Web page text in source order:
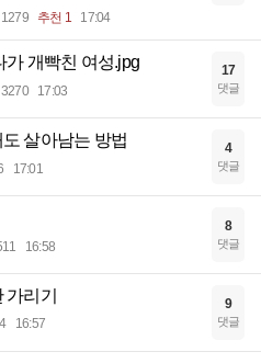
추천 1 17:04
가 개빡친 여성.jpg
17:03
17
댓글
살아남는 방법
17:01
4
댓글
16:58
8
댓글
리기
16:57
9
댓글